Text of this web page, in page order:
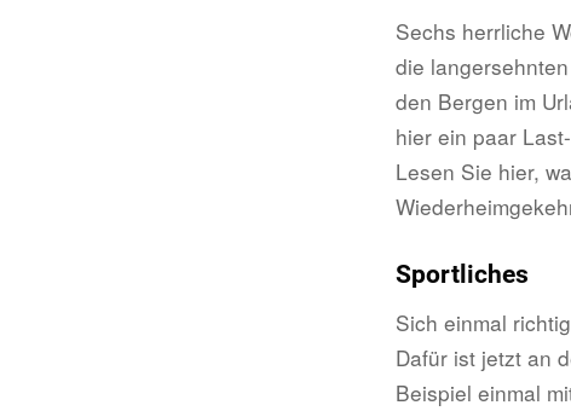
Sechs herrliche
die
den Bergen im
hier ein paar
Lesen Sie hier,
Sportliches
Sich einmal
Dafür ist jetzt an
Beispiel einmal